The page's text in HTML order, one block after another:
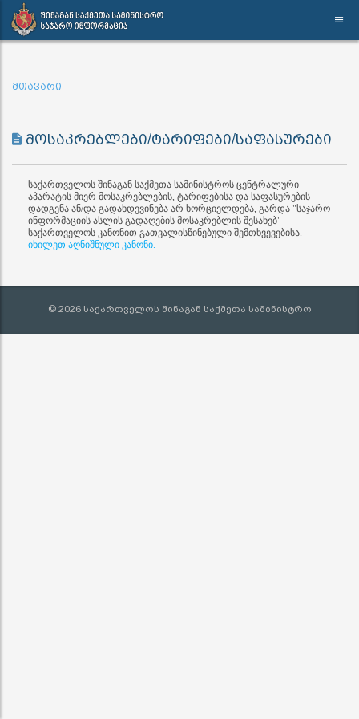
მთავარი
მოსაკრებლები/ტარიფები/საფასურები
საქართველოს შინაგან საქმეთა სამინისტროს ცენტრალური
აპარატის მიერ მოსაკრებლების, ტარიფებისა და საფასურების
დადგენა ან/და გადახდევინება არ ხორციელდება, გარდა "საჯარო
ინფორმაციის ასლის გადაღების მოსაკრებლის შესახებ"
საქართველოს კანონით გათვალისწინებული შემთხვევებისა.
იხილეთ აღნიშნული კანონი.
© 2026 საქართველოს შინაგან საქმეთა სამინისტრო